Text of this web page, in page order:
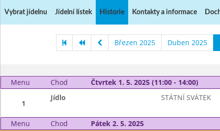
Vybrat jídelnu Jídelní lístek Historie Kontakty a informace
Březen 2025 Duben 2025
Menu Chod Čtvrtek 1. 5. 2025 (11:00 - 14:00)
1
Jídlo STÁTNÍ SVÁTEK
Menu Chod
Pátek 2. 5. 2025